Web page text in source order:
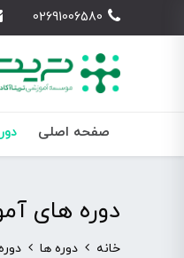
02691006580
صفحه اصلی
دوره های
خانه دوره ها